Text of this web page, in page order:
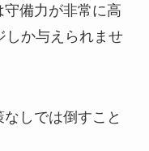
備力が非常に高
しか与えられませ
しでは倒すこと